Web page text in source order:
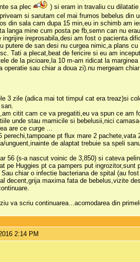
sa plec
) si eram in travaliu cu
si sarutam cel mai frumos bebelus din
din sala cam dupa 15 min,eu in schimb am
langa mine cum posta pe fb,semn can nu
ingrijire ireprosabila,desi am fost o pacienta
putere de san desi nu curgea nimic,a plans
Tati a plecat,beat de fericire si eu am
de la picioare,la 10 m-am ridicat la
operatie sau chiar a doua zi).nu mergeam
3 zile (adica mai tot timpul cat era treaz)si
citit cam ce va pregatiti,eu va spun ce am
unde stau mamicile si bebelusii,nici
are ce curge ...
pt flux mare 2
unguent,inainte de alaptat trebuie sa speli
56 (s-a nascut voinic de 3,850) si cateva
pe Huggies pt ca pampers put
chiar o infectie bacteriana de spital (au
decent,grija maxima fata de bebelus,vizite
va scriu continuarea...acomodarea din
2:14 PM